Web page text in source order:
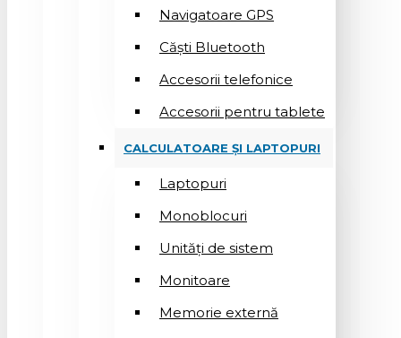
Navigatoare GPS
Căști Bluetooth
Accesorii telefonice
Accesorii pentru tablete
CALCULATOARE ȘI LAPTOPURI
Laptopuri
Monoblocuri
Unități de sistem
Monitoare
Memorie externă